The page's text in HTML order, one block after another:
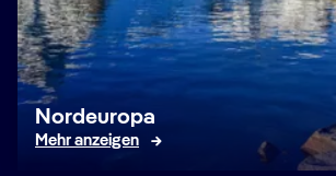
Nordeuropa
Mehr anzeigen